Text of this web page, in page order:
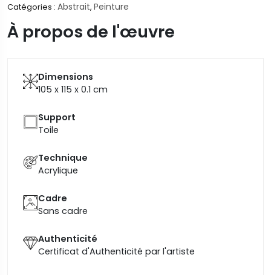
Catégories : Abstrait, Peinture
À propos de l'œuvre
Dimensions
105 x 115 x 0.1 cm
Support
Toile
Technique
Acrylique
Cadre
Sans cadre
Authenticité
Certificat d'Authenticité par l'artiste